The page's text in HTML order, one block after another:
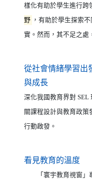
樣化有助於學生進行跨
野 ，有助於學生探索
實。然而，其不足之處
從社會情緒學習出
與成長（另開新視
深化我國教育界對 SEL
關課程設計與教育政策
行動啟發。
看見教育的溫度（
「寰宇教育視窗」